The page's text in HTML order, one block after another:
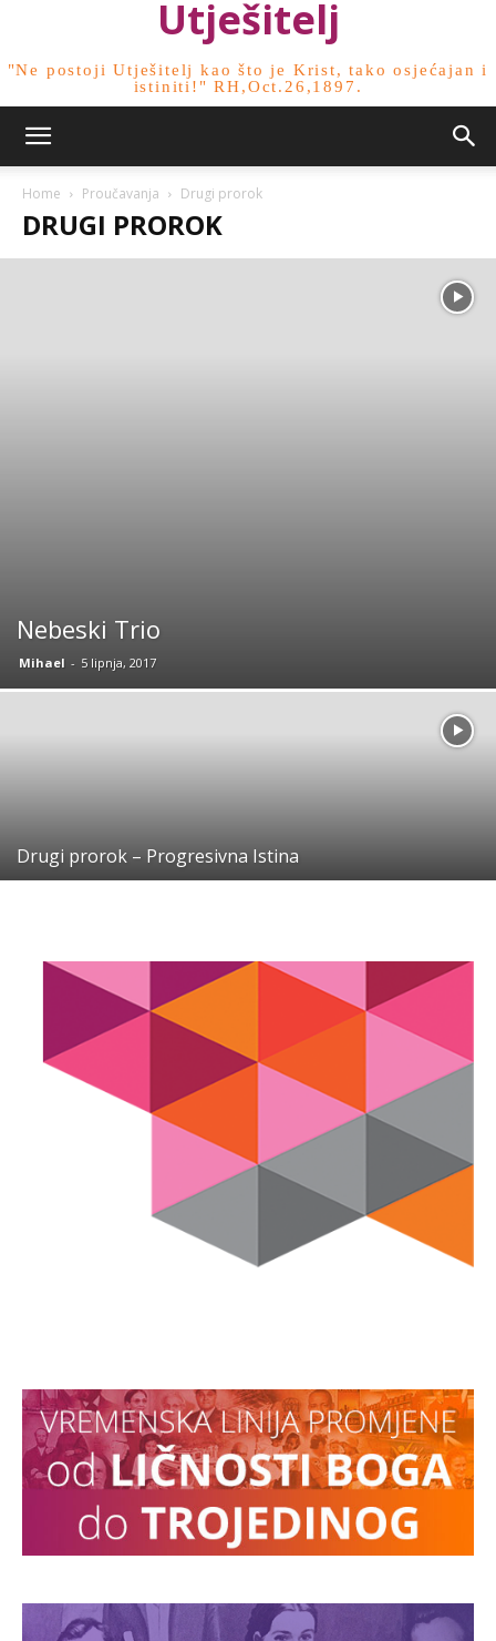
Utješitelj
"Ne postoji Utješitelj kao što je Krist, tako osjećajan i
istiniti!" RH,Oct.26,1897.
Home Proučavanja Drugi prorok
DRUGI PROROK
Nebeski Trio
Mihael - 5 lipnja, 2017
Drugi prorok – Progresivna Istina